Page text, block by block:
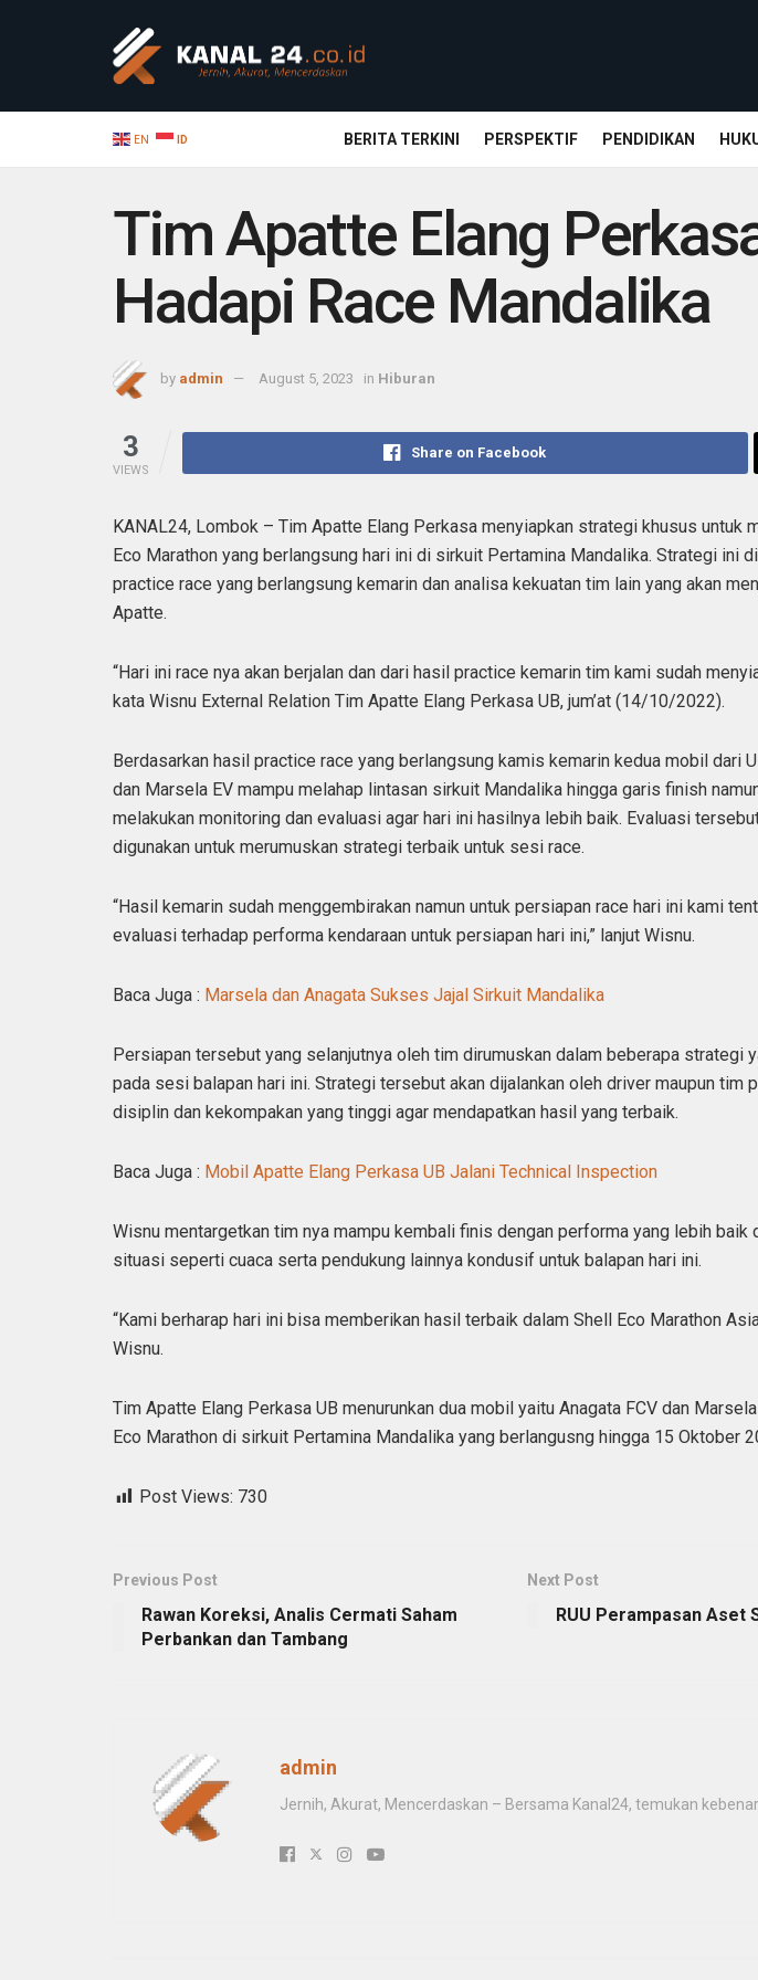
EN ID BERITA TERKINI PERSPEKTIF PENDIDIKAN
Tim Apatte Elang
Hadapi Race Mandalika
by admin August 5, 2023 in Hiburan
3
VIEWS
Share on Facebook
KANAL24, Lombok – Tim Apatte Elang Perkasa menyiapkan strategi khusus untuk
Eco Marathon yang berlangsung hari ini di sirkuit Pertamina Mandalika. Strategi ini
practice race yang berlangsung kemarin dan analisa kekuatan tim lain yang akan
Apatte.
“Hari ini race nya akan berjalan dan dari hasil practice kemarin tim kami sudah
kata Wisnu External Relation Tim Apatte Elang Perkasa UB, jum’at (14/10/2022).
Berdasarkan hasil practice race yang berlangsung kamis kemarin kedua mobil dari
dan Marsela EV mampu melahap lintasan sirkuit Mandalika hingga garis finish
melakukan monitoring dan evaluasi agar hari ini hasilnya lebih baik. Evaluasi
digunakan untuk merumuskan strategi terbaik untuk sesi race.
“Hasil kemarin sudah menggembirakan namun untuk persiapan race hari ini kami
evaluasi terhadap performa kendaraan untuk persiapan hari ini,” lanjut Wisnu.
Baca Juga : Marsela dan Anagata Sukses Jajal Sirkuit Mandalika
Persiapan tersebut yang selanjutnya oleh tim dirumuskan dalam beberapa strategi
pada sesi balapan hari ini. Strategi tersebut akan dijalankan oleh driver maupun tim
disiplin dan kekompakan yang tinggi agar mendapatkan hasil yang terbaik.
Baca Juga : Mobil Apatte Elang Perkasa UB Jalani Technical Inspection
Wisnu mentargetkan tim nya mampu kembali finis dengan performa yang lebih baik
situasi seperti cuaca serta pendukung lainnya kondusif untuk balapan hari ini.
“Kami berharap hari ini bisa memberikan hasil terbaik dalam Shell Eco Marathon
Wisnu.
Tim Apatte Elang Perkasa UB menurunkan dua mobil yaitu Anagata FCV dan Marsela
Eco Marathon di sirkuit Pertamina Mandalika yang berlangusng hingga 15 Oktober
Post Views: 730
Previous Post
Rawan Koreksi, Analis Cermati Saham
Perbankan dan Tambang
Next Post
RUU Perampasan Aset
admin
Jernih, Akurat, Mencerdaskan – Bersama Kanal24, temukan